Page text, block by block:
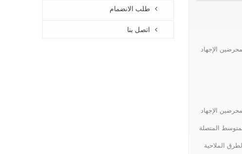
الإجهاد
الإجهاد
المتصلة
الملاحية
طلب الانضمام
اتصل بنا